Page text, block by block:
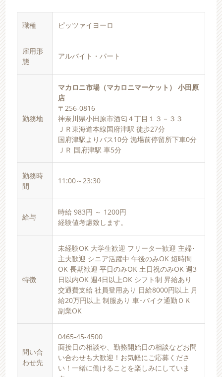
職種 ピッツァイヨーロ
雇用形
態
アルバイト・パート
勤務地
マカロニ市場（マカロニマーケット） 小田原
店
〒256-0816
神奈川県小田原市酒匂４丁目１３－３３
ＪＲ東海道本線国府津駅 徒歩27分
国府津駅よりバス10分 漁場前停留所下車0分
ＪＲ 国府津駅 車5分
勤務時
間
11:00～23:30
給与
時給 983円 ～ 1200円
経験値考慮致します。
特徴
未経験OK 大学生歓迎 フリーター歓迎 主婦･
主夫歓迎 シニア活躍中 午後のみOK 短時間
OK 長期歓迎 平日のみOK 土日祝のみOK 週3
日以内OK 週4日以上OK シフト制 昇給あり
交通費支給 社員登用あり 日給8000円以上 月
給20万円以上 制服あり 車･バイク通勤ＯＫ
副業OK
問い合
わせ先
0465-45-4500
面接日の相談や、勤務開始日の相談などお問
い合わせも大歓迎！お気軽にご応募くださ
い！一緒に働けることを楽しみにしていま